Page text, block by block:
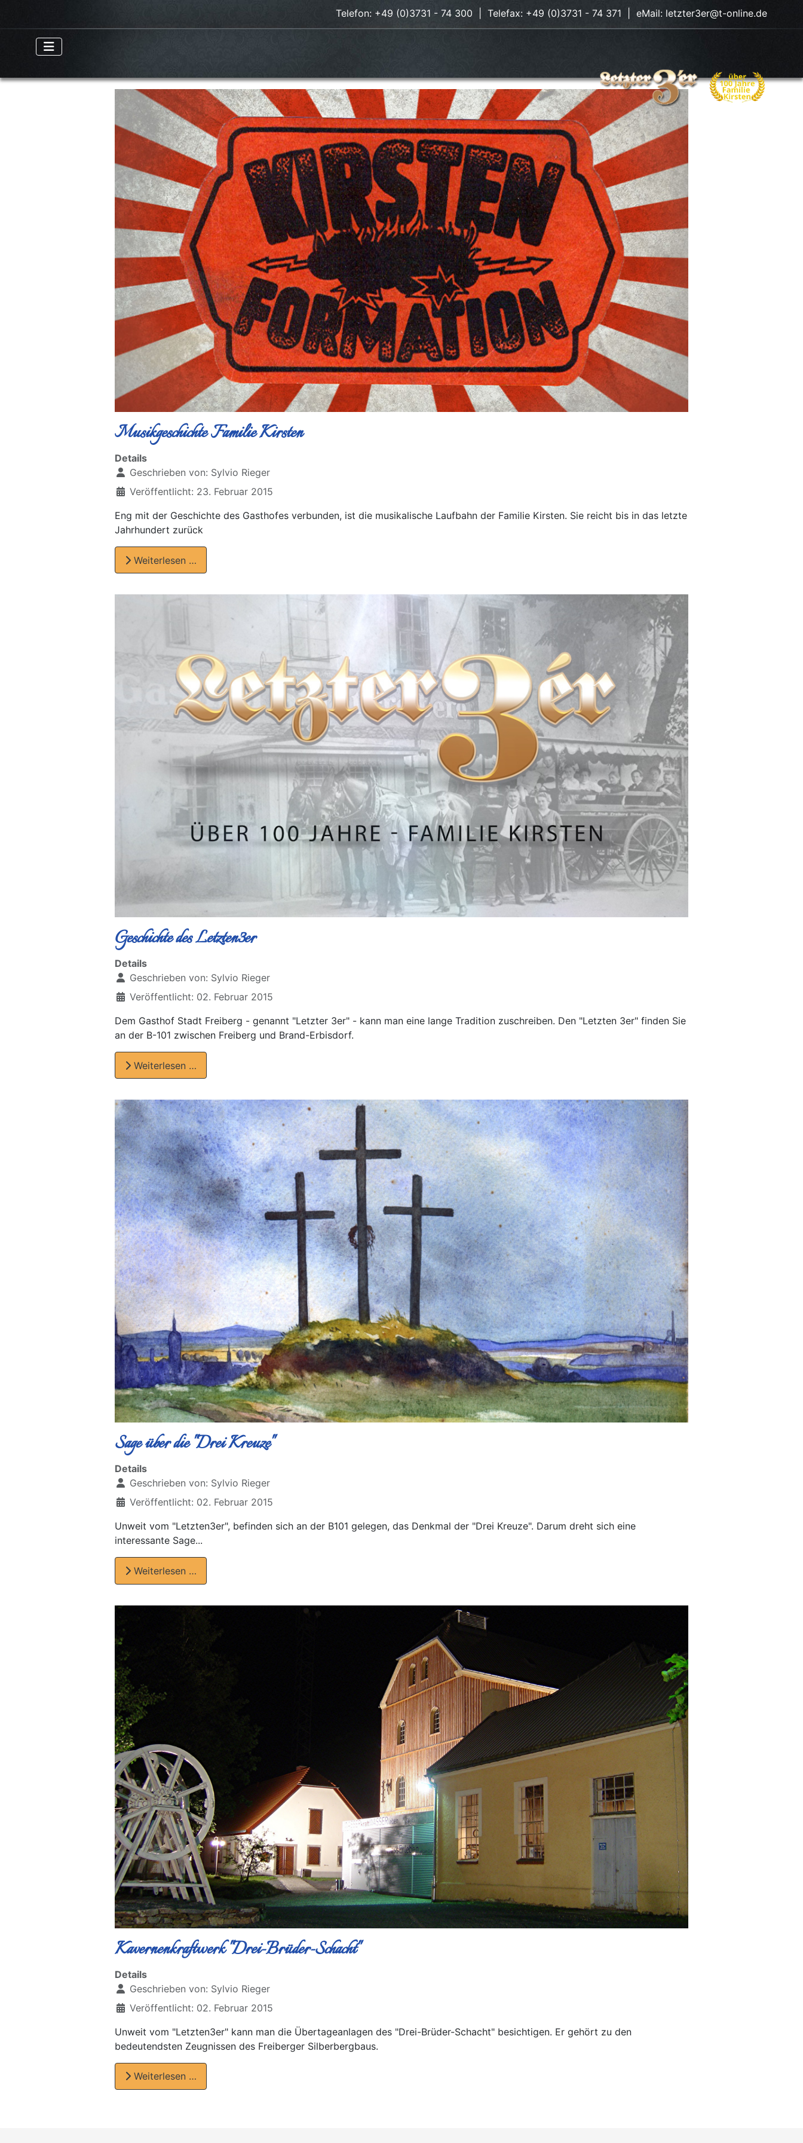
Telefon: +49 (0)3731 - 74 300 | Telefax: +49 (0)3731 - 74 371 | eMail: letzter3er@t-online.de
Musikgeschichte Familie Kirsten
Details
Geschrieben von: Sylvio Rieger
Veröffentlicht: 23. Februar 2015
Eng mit der Geschichte des Gasthofes verbunden, ist die musikalische Laufbahn der Familie Kirsten. Sie reicht bis in das letzte
Jahrhundert zurück
Weiterlesen …
Geschichte des Letzten3er
Details
Geschrieben von: Sylvio Rieger
Veröffentlicht: 02. Februar 2015
Dem Gasthof Stadt Freiberg - genannt "Letzter 3er" - kann man eine lange Tradition zuschreiben. Den "Letzten 3er" finden Sie
an der B-101 zwischen Freiberg und Brand-Erbisdorf.
Weiterlesen …
Sage über die "Drei Kreuze"
Details
Geschrieben von: Sylvio Rieger
Veröffentlicht: 02. Februar 2015
Unweit vom "Letzten3er", befinden sich an der B101 gelegen, das Denkmal der "Drei Kreuze". Darum dreht sich eine
interessante Sage...
Weiterlesen …
Kavernenkraftwerk "Drei-Brüder-Schacht"
Details
Geschrieben von: Sylvio Rieger
Veröffentlicht: 02. Februar 2015
Unweit vom "Letzten3er" kann man die Übertageanlagen des "Drei-Brüder-Schacht" besichtigen. Er gehört zu den
bedeutendsten Zeugnissen des Freiberger Silberbergbaus.
Weiterlesen …